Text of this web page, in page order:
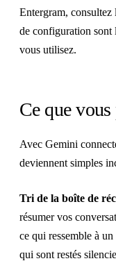
Entergram, consultez
de configuration sont
vous utilisez.
Ce que
Avec Gemini
deviennent simples
Tri de la boîte de
résumer vos
ce qui ressemble à
qui sont restés